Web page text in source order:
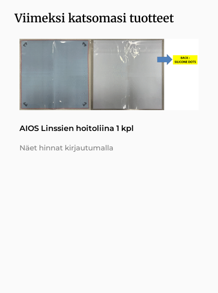
Viimeksi katsomasi tuotteet
AIOS Linssien hoitoliina 1 kpl
Näet hinnat kirjautumalla